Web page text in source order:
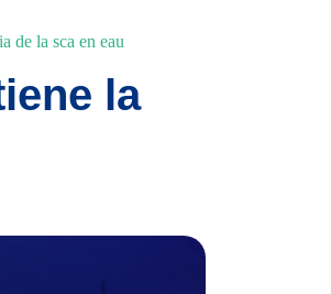
de la sca en eau
la